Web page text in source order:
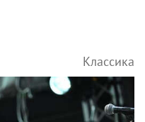
Классика